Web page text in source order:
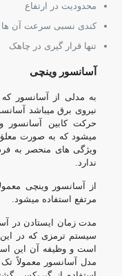
محدودیت در ارتفاع
کندی نسبی سرعت آن ها
تنها قرار گیری در چاهک
آسانسور وینچی
به مدلی از آسانسور که
نیروی برق میباشد
حرکت کابین آسانسور
میشود که به صورت
ویژگی های منحصر به
ندارد.
از آسانسور وینچی
مرتفع استفاده میشود.
مدت زمان ایستادن در
سیستم ترمزی که در
است و وظیفه آن این
مدل آسانسور معمولاً